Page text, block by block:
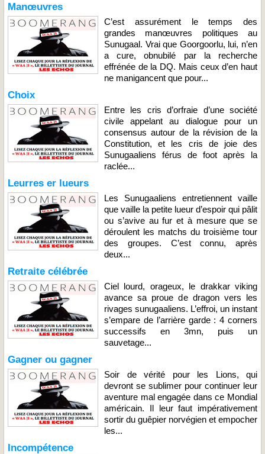
Manœuvres
C’est assurément le temps des
grandes manœuvres politiques au
Sunugaal. Vrai que Goorgoorlu, lui, n’en
a cure, obnubilé par la recherche
effrénée de la DQ. Mais ceux d’en haut
ne manigancent que pour...
Choix
Entre les cris d’orfraie d’une société
civile appelant au dialogue pour un
consensus autour de la révision de la
Constitution, et les cris de joie des
Sunugaaliens férus de foot après la
raclée...
Leurres er lueurs
Les Sunugaaliens entretiennent vaille
que vaille la petite lueur d’espoir qui pâlit
ou s’avive au fur et à mesure que se
déroulent les matchs du troisième tour
des groupes. C’est connu, après
deux...
Retraite célébrée
Ciel lourd, orageux, le drakkar viking
avance sa proue de dragon vers les
rivages sunugaaliens. L’effroi, un instant
s’empare de l’arrière garde : 4 corners
successifs en 3mn, puis un
sauvetage...
Gagner ou gagner
Soir de vérité pour les Lions, qui
devront se sublimer pour continuer leur
aventure mal engagée dans ce Mondial
américain. Il leur faut impérativement
sortir du guêpier norvégien et empocher
les...
Incompétence